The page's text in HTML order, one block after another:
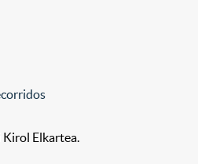
Kirol Elkartea.